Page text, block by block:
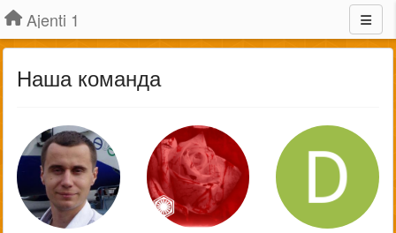
Ajenti 1
Наша команда